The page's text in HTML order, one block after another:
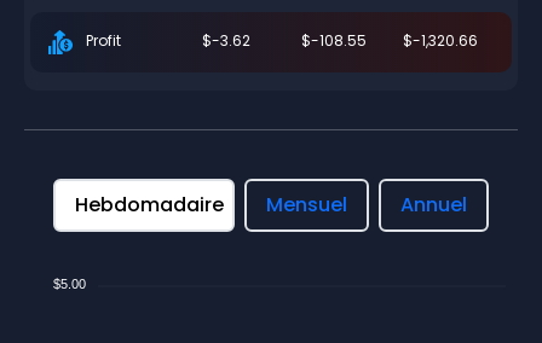
Profit $-3.62 $-108.55 $-1,320.66
Hebdomadaire Mensuel Annuel
$5.00